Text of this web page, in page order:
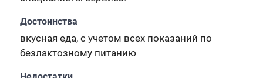
Достоинства
вкусная еда, с учетом всех показаний по
безлактозному питанию